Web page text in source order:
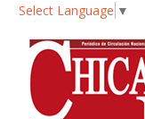
Select Language ▼